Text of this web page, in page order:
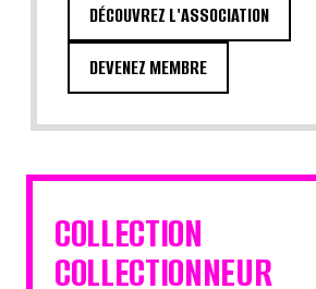
DÉCOUVREZ L'ASSOCIATION
DEVENEZ MEMBRE
COLLECTION
COLLECTIONNEUR